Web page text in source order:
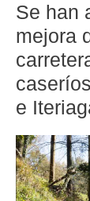
Se han
mejora
e